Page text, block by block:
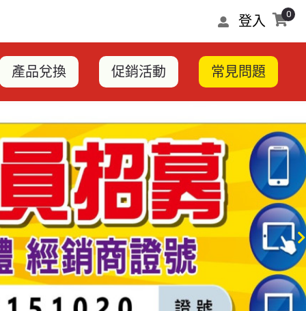
登入 0
產品兌換 促銷活動 常見問題